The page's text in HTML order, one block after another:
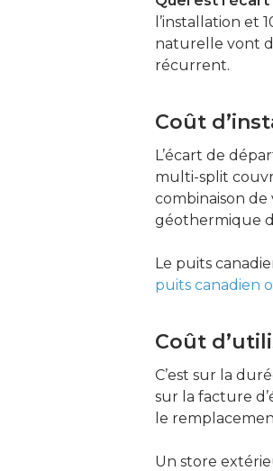
l’installation et
naturelle vont
récurrent.
Coût
L’écart de
multi-split
combinaison de
géothermique
Le puits
puits canadien
Coût
C’est sur la
sur la facture
le
Un store